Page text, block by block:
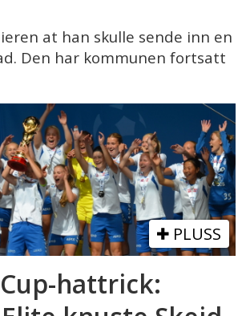
at han skulle sende inn en
Den har kommunen fortsatt
PLUSS
hattrick: